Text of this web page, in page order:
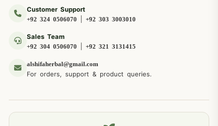
Customer Support
+92 324 0506070 +92 303 3003010
Sales Team
+92 304 0506070 +92 321 3131415
alshifaherbal@gmail.com
For orders, support & product queries.